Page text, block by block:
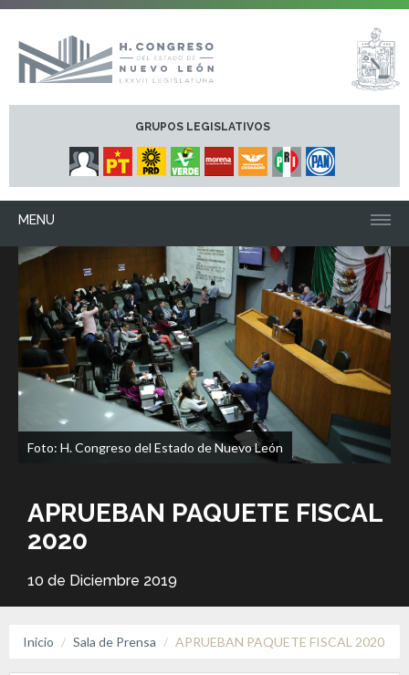
GRUPOS LEGISLATIVOS
MENU
Foto: H. Congreso del Estado de Nuevo León
APRUEBAN PAQUETE FISCAL
2020
10 de Diciembre 2019
Inicio Sala de Prensa APRUEBAN PAQUETE FISCAL 2020